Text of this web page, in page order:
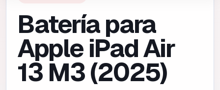
Batería para
Apple iPad Air
13 M3 (2025)